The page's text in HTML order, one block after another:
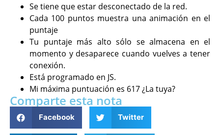
Se tiene que estar desconectado de la red.
Cada 100 puntos muestra una animación en el
puntaje
Tu puntaje más alto sólo se almacena en el
momento y desaparece cuando vuelves a tener
conexión.
Está programado en JS.
Mi máxima puntuación es 617 ¿La tuya?
Comparte esta nota
Facebook Twitter